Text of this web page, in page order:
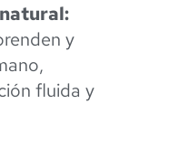
y
fluida y